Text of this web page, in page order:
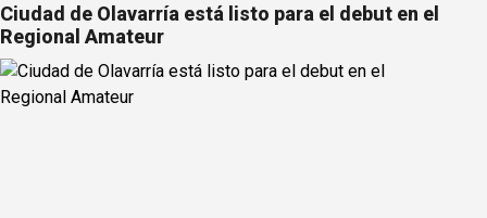
Ciudad de Olavarría está listo para el debut en el
Regional Amateur